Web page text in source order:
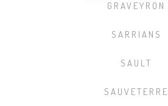
GRAVEYRON
SARRIANS
SAULT
SAUVETERRE